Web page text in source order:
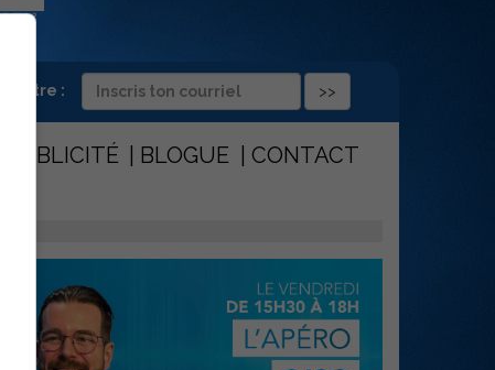
:
PUBLICITÉ BLOGUE CONTACT